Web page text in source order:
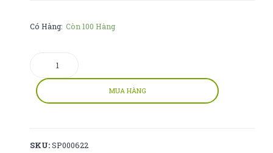
Có Hàng: Còn 100 Hàng
đài
loan
MUA HÀNG
SKU: SP000622